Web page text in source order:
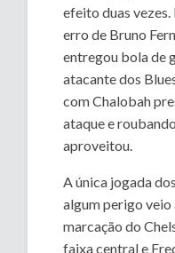
efeito duas
erro de Bruno
entregou bola de
atacante dos
com Chalobah
ataque e
aproveitou.
A única jogada
algum perigo veio
marcação do
faixa central e